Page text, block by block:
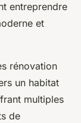
entreprendre
et
rénovation
un habitat
multiples
de